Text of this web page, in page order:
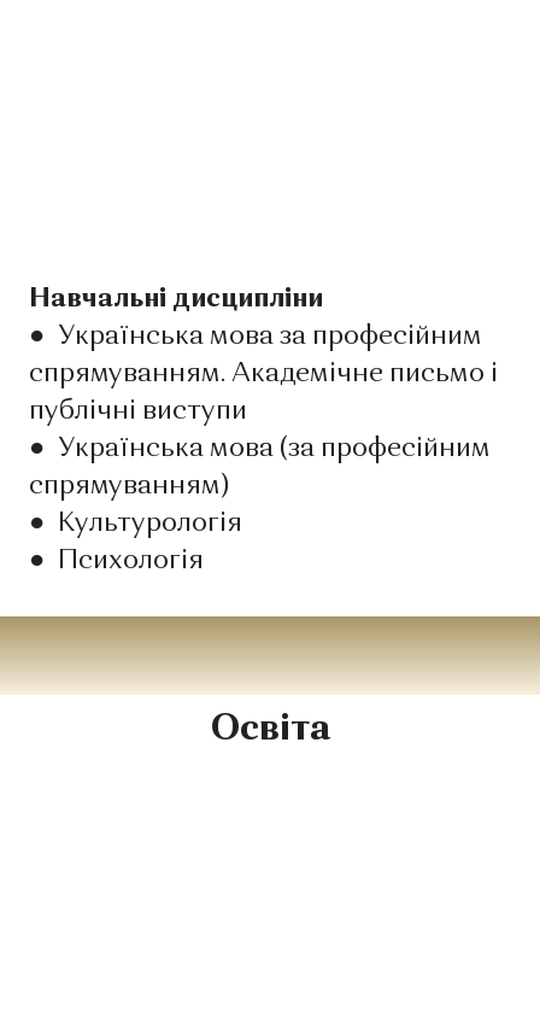
Навчальні дисципліни
● Українська мова за професійним
спрямуванням. Академічне письмо і
публічні виступи
● Українська мова (за професійним
спрямуванням)
●
Культурологія
●
Психологія
Освіта